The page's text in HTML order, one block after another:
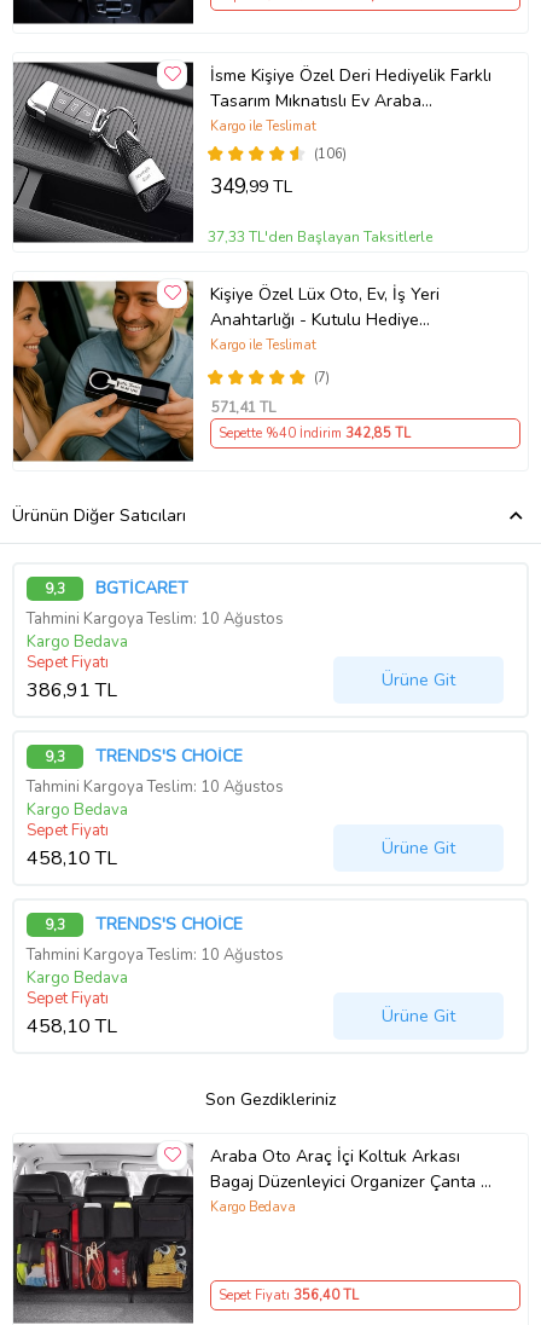
İsme Kişiye Özel Deri Hediyelik Farklı
Tasarım Mıknatıslı Ev Araba
Anahtarlık (Siyah)
(106)
Kargo ile Teslimat
349,99 TL
37,33 TL'den Başlayan Taksitlerle
Kişiye Özel Lüx Oto, Ev, İş Yeri
Anahtarlığı - Kutulu Hediye
Paketinde
(7)
Kargo ile Teslimat
571,41 TL
Sepette %40 İndirim 342,85 TL
Ürünün Diğer Satıcıları
9,3 BGTİCARET
Tahmini Kargoya Teslim: 10 Ağustos
Kargo Bedava
Sepet Fiyatı
386,91 TL Ürüne Git
9,3 TRENDS'S CHOİCE
Tahmini Kargoya Teslim: 10 Ağustos
Kargo Bedava
Sepet Fiyatı
458,10 TL Ürüne Git
9,3 TRENDS'S CHOİCE
Tahmini Kargoya Teslim: 10 Ağustos
Kargo Bedava
Sepet Fiyatı
458,10 TL Ürüne Git
Son Gezdikleriniz
Araba Oto Araç İçi Koltuk Arkası
Bagaj Düzenleyici Organizer Çanta 8
Cepli Eşya Düzenleyici Bod
Kargo Bedava
Sepet Fiyatı 356,40 TL